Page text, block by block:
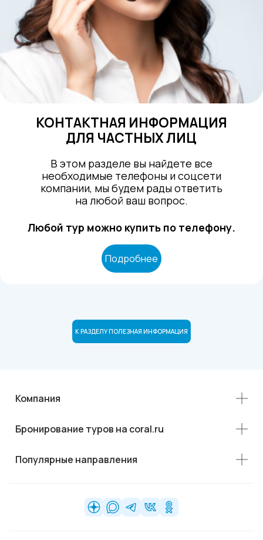
КОНТАКТНАЯ ИНФОРМАЦИЯ
ДЛЯ ЧАСТНЫХ ЛИЦ
В этом разделе вы найдете все
необходимые телефоны и соцсети
компании, мы будем рады ответить
на любой ваш вопрос.
Любой тур можно купить по телефону.
Подробнее
К РАЗДЕЛУ ПОЛЕЗНАЯ ИНФОРМАЦИЯ
Компания
Бронирование туров на coral.ru
Популярные направления